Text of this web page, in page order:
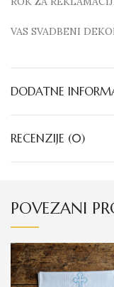
VAS SVADBENI
DODATNE
RECENZIJE (0)
POVEZANI